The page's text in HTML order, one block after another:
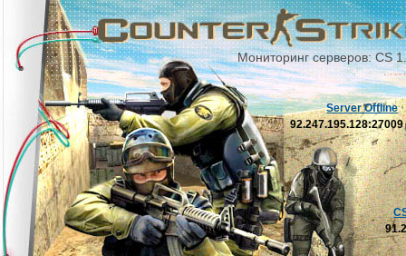
Мониторинг серверов: CS
Server Offline
92.247.195.128:27009